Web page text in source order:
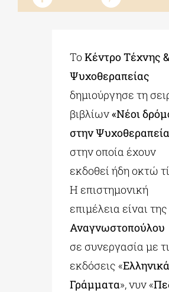
ΤοΚέντρο Τέχνης &
Ψυχοθεραπείας
δημιούργησε τη
βιβλίων«Νέοι
στην
στην οποία έχουν
εκδοθεί ήδη οκτώ
Η επιστημονική
επιμέλεια είναι
Αναγνωστοπούλου
σε συνεργασία με
εκδόσεις «Ελληνικά
Γράμματα», νυν «